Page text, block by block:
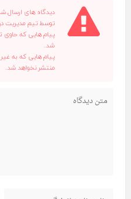
دیدگاه های ارسال
توسط تیم مدیریت
پیام هایی که حاوی
شد.
پیام هایی که به
منتشر نخواهد شد.